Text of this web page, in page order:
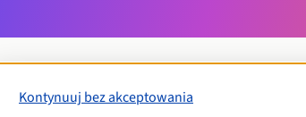
Kontynuuj bez akceptowania